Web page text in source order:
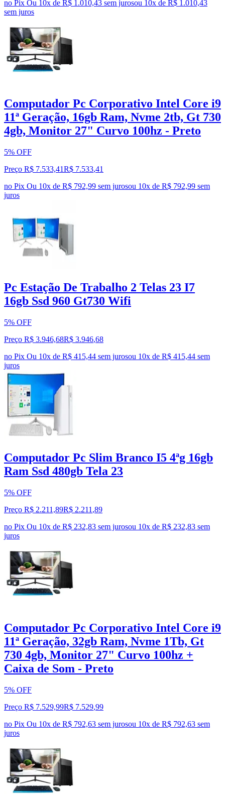
no Pix Ou 10x de R$ 1.010,43 sem jurosou 10x de R$ 1.010,43
sem juros
Computador Pc Corporativo Intel Core i9
11ª Geração, 16gb Ram, Nvme 2tb, Gt 730
4gb, Monitor 27" Curvo 100hz - Preto
5% OFF
Preço R$ 7.533,41R$ 7.533,41
no Pix Ou 10x de R$ 792,99 sem jurosou 10x de R$ 792,99 sem
juros
Pc Estação De Trabalho 2 Telas 23 I7
16gb Ssd 960 Gt730 Wifi
5% OFF
Preço R$ 3.946,68R$ 3.946,68
no Pix Ou 10x de R$ 415,44 sem jurosou 10x de R$ 415,44 sem
juros
Computador Pc Slim Branco I5 4ªg 16gb
Ram Ssd 480gb Tela 23
5% OFF
Preço R$ 2.211,89R$ 2.211 ,89
no Pix Ou 10x de R$ 232,83 sem jurosou 10x de R$ 232,83 sem
juros
Computador Pc Corporativo Intel Core i9
11ª Geração, 32gb Ram, Nvme 1Tb, Gt
730 4gb, Monitor 27" Curvo 100hz +
Caixa de Som - Preto
5% OFF
Preço R$ 7.529,99R$ 7.529,99
no Pix Ou 10x de R$ 792,63 sem jurosou 10x de R$ 792,63 sem
juros